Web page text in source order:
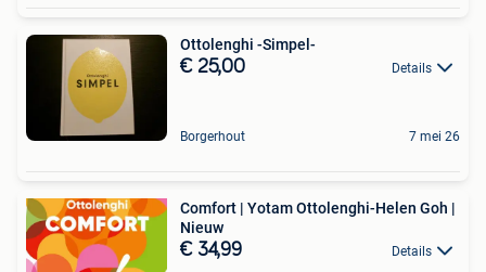
Ottolenghi -Simpel-
€ 25,00 Details
Borgerhout 7 mei 26
Comfort | Yotam Ottolenghi-Helen Goh |
Nieuw
€ 34,99 Details